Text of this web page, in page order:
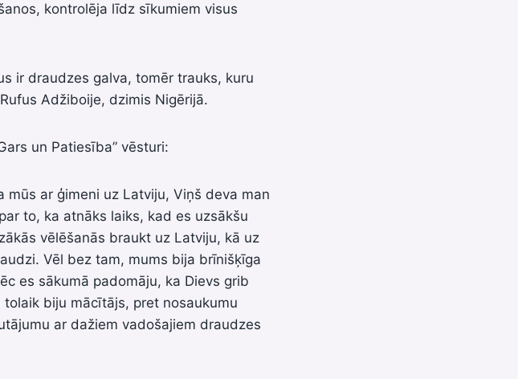
kontrolēja līdz sīkumiem visus
ir draudzes galva, tomēr trauks, kuru
Adžiboije, dzimis Nigērijā.
un Patiesība” vēsturi:
ar ģimeni uz Latviju, Viņš deva man
to, ka atnāks laiks, kad es uzsākšu
vēlēšanās braukt uz Latviju, kā uz
Vēl bez tam, mums bija brīnišķīga
es sākumā padomāju, ka Dievs grib
tolaik biju mācītājs, pret nosaukumu
ar dažiem vadošajiem draudzes